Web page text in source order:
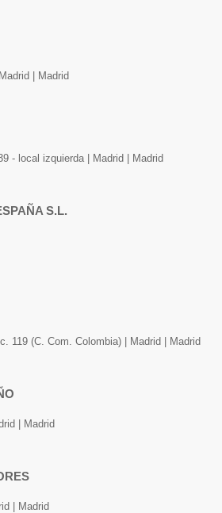
| Madrid
- local izquierda | Madrid | Madrid
S.L.
119 (C. Com. Colombia) | Madrid | Madrid
| Madrid
| Madrid